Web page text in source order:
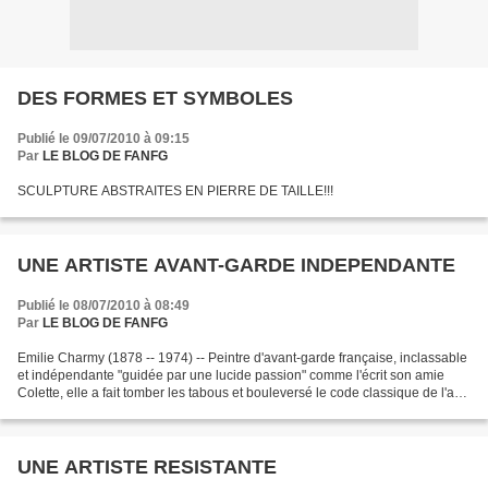
DES FORMES ET SYMBOLES
Publié le 09/07/2010 à 09:15
Par LE BLOG DE FANFG
SCULPTURE ABSTRAITES EN PIERRE DE TAILLE!!!
UNE ARTISTE AVANT-GARDE INDEPENDANTE
Publié le 08/07/2010 à 08:49
Par LE BLOG DE FANFG
Emilie Charmy (1878 -- 1974) -- Peintre d'avant-garde française, inclassable
et indépendante "guidée par une lucide passion" comme l'écrit son amie
Colette, elle a fait tomber les tabous et bouleversé le code classique de l'art.
UNE ARTISTE RESISTANTE